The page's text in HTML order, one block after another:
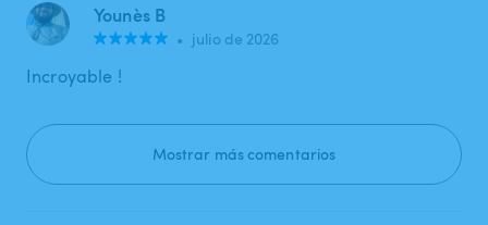
Younès B
• julio de 2026
Incroyable !
Mostrar más comentarios